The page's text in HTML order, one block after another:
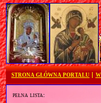
STRONA GŁÓWNA PORTALU
pełna lista: